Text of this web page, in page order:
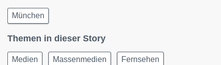
München
Themen in dieser Story
Medien Massenmedien Fernsehen